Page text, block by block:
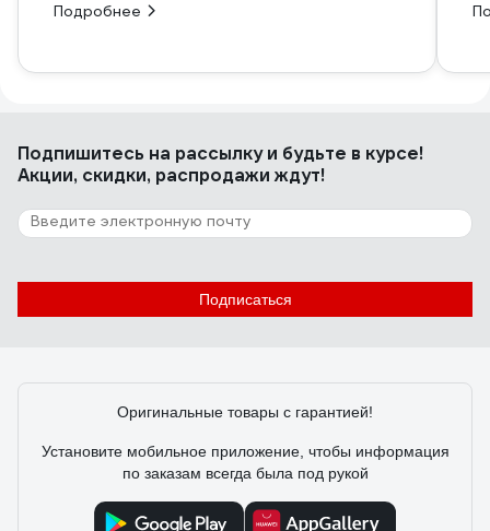
Подробнее
Подпишитесь на рассылкуи будьте в курсе!
Акции, скидки, распродажи ждут!
Подписаться
Оригинальные товары с гарантией!
Установите мобильное приложение, чтобы информация
по заказам всегда была под рукой